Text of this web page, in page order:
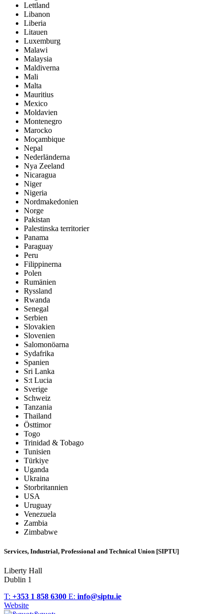
Lettland
Libanon
Liberia
Litauen
Luxemburg
Malawi
Malaysia
Maldiverna
Mali
Malta
Mauritius
Mexico
Moldavien
Montenegro
Marocko
Moçambique
Nepal
Nederländerna
Nya Zeeland
Nicaragua
Niger
Nigeria
Nordmakedonien
Norge
Pakistan
Palestinska territorier
Panama
Paraguay
Peru
Filippinerna
Polen
Rumänien
Ryssland
Rwanda
Senegal
Serbien
Slovakien
Slovenien
Salomonöarna
Sydafrika
Spanien
Sri Lanka
S:t Lucia
Sverige
Schweiz
Tanzania
Thailand
Östtimor
Togo
Trinidad & Tobago
Tunisien
Türkiye
Uganda
Ukraina
Storbritannien
USA
Uruguay
Venezuela
Zambia
Zimbabwe
Services, Industrial, Professional and Technical Union [SIPTU]
Liberty Hall
Dublin 1
T: +353 1 858 6300 E: info@siptu.ie
Website